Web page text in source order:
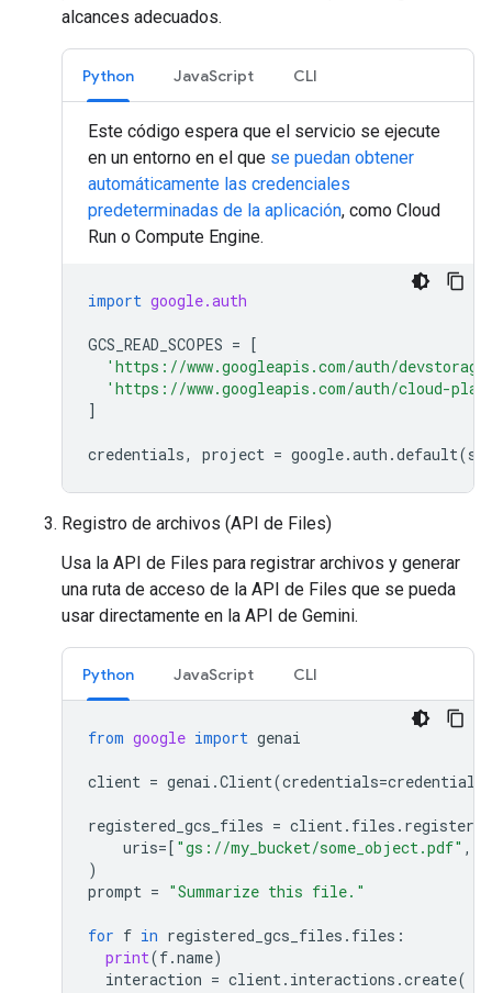
alcances adecuados.
Python JavaScript CLI
Este código espera que el servicio se ejecute
en un entorno en el que se puedan obtener
automáticamente las credenciales
predeterminadas de la aplicación, como Cloud
Run o Compute Engine.
import google.auth
GCS_READ_SCOPES = [
'https://www.googleapis.com/auth/
'https://www.googleapis.com/auth/cloud-
]
credentials, project = google.auth .default(
Registro de archivos (API de Files)
Usa la API de Files para registrar archivos y generar
una ruta de acceso de la API de Files que se pueda
usar directamente en la API de Gemini.
Python JavaScript CLI
from google import genai
client = genai .Client(credentials=credentials
registered_gcs_files = client. files .
uris=[ "gs://my_bucket/some_object.pdf" ,
)
prompt = "Summarize this file."
for f in registered_gcs_files . files :
print(f.name)
interaction = client. interactions .create(